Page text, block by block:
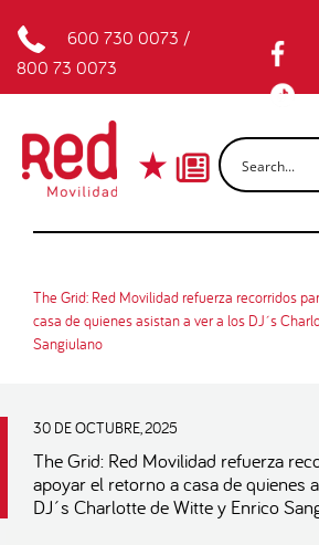
600 730 0073 /
800 73 0073
The Grid: Red Movilidad refuerza recorridos
casa de quienes asistan a ver a los DJ´s
Sangiulano
30 DE OCTUBRE, 2025
The Grid: Red Movilidad refuerza
apoyar el retorno a casa de quienes
DJ´s Charlotte de Witte y Enrico